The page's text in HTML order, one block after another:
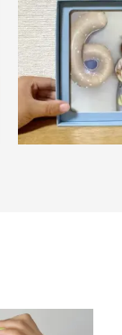
押し込み
麗に押し込
温、紫外線